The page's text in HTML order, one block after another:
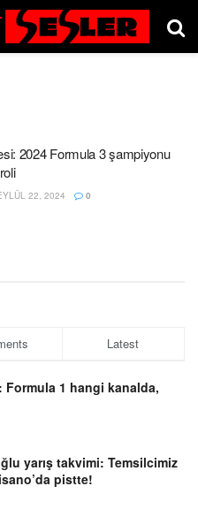
2024 Formula 3 şampiyonu
22, 2024 0
Latest
Formula 1 hangi kanalda,
yarış takvimi: Temsilcimiz
pistte!